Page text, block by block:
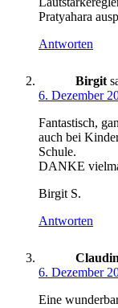
Pratyahara
Antworten
Birgit
6. Dezember
Fantastisch,
auch bei
Schule.
DANKE
Birgit S.
Antworten
6. Dezember
Eine